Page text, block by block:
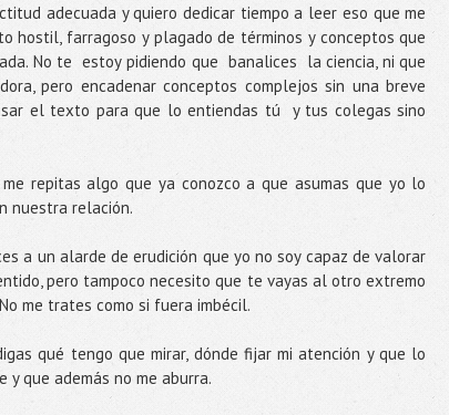
adecuada y quiero dedicar tiempo a leer eso que me
farragoso y plagado de términos y conceptos que
No te estoy pidiendo que banalices la ciencia, ni que
pero encadenar conceptos complejos sin una breve
el texto para que lo entiendas tú y tus colegas sino
repitas algo que ya conozco a que asumas que yo lo
nuestra relación.
a un alarde de erudición que yo no soy capaz de valorar
pero tampoco necesito que te vayas al otro extremo
me trates como si fuera imbécil.
qué tengo que mirar, dónde fijar mi atención y que lo
que además no me aburra.